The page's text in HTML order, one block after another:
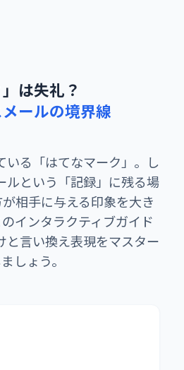
」は失礼？
ールの境界線
いる「はてなマーク」。し
ルという「記録」に残る場
相手に与える印象を大き
インタラクティブガイド
と言い換え表現をマスター
しょう。